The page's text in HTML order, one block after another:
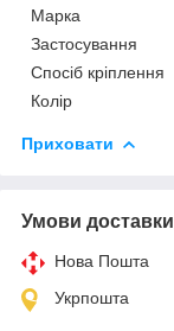
Марка
Застосування
Спосіб кріплення
Колір
Приховати
Умови доставки
Нова Пошта
Укрпошта